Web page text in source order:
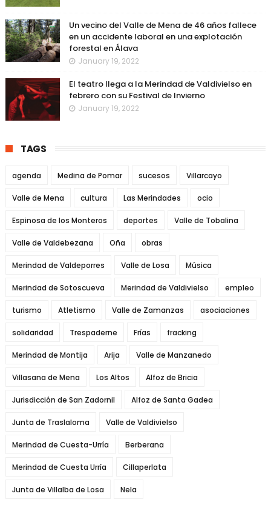
Un vecino del Valle de Mena de 46 años fallece
en un accidente laboral en una explotación
forestal en Álava
January 19, 2022
El teatro llega a la Merindad de Valdivielso en
febrero con su Festival de Invierno
January 19, 2022
TAGS
agenda Medina de Pomar sucesos Villarcayo
Valle de Mena cultura Las Merindades ocio
Espinosa de los Monteros deportes Valle de Tobalina
Valle de Valdebezana Oña obras
Merindad de Valdeporres Valle de Losa Música
Merindad de Sotoscueva Merindad de Valdivielso empleo
turismo Atletismo Valle de Zamanzas asociaciones
solidaridad Trespaderne Frías fracking
Merindad de Montija Arija Valle de Manzanedo
Villasana de Mena Los Altos Alfoz de Bricia
Jurisdicción de San Zadornil Alfoz de Santa Gadea
Junta de Traslaloma Valle de Valdivielso
Merindad de Cuesta-Urría Berberana
Merindad de Cuesta Urría Cillaperlata
Junta de Villalba de Losa Nela